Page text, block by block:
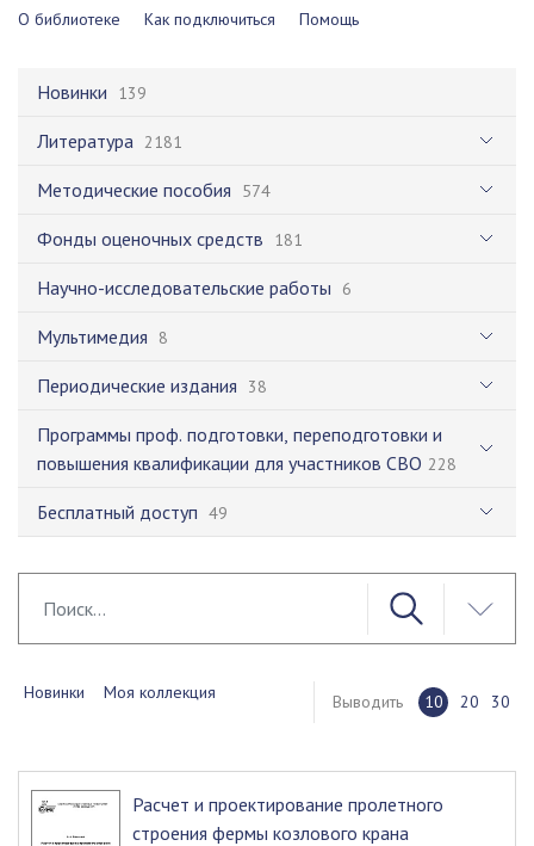
О библиотеке Как подключиться Помощь
Новинки 139
Литература 2181
Методические пособия 574
Фонды оценочных средств 181
Научно-исследовательские работы 6
Мультимедия 8
Периодические издания 38
Программы проф. подготовки, переподготовки и
повышения квалификации для участников СВО 228
Бесплатный доступ 49
Новинки Моя коллекция Выводить 10 20 30
Расчет и проектирование пролетного
строения фермы козлового крана